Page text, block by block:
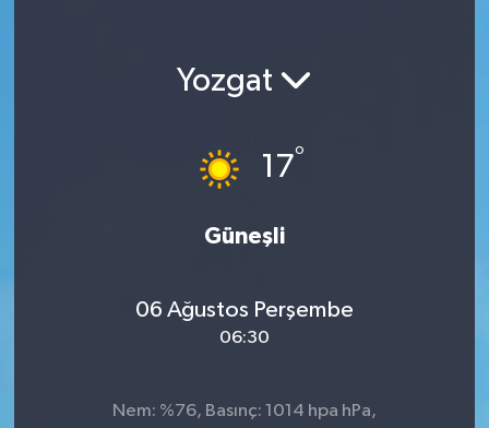
Yozgat
17°
Güneşli
06 Ağustos Perşembe
06:30
Nem: %76, Basınç: 1014 hpa hPa,